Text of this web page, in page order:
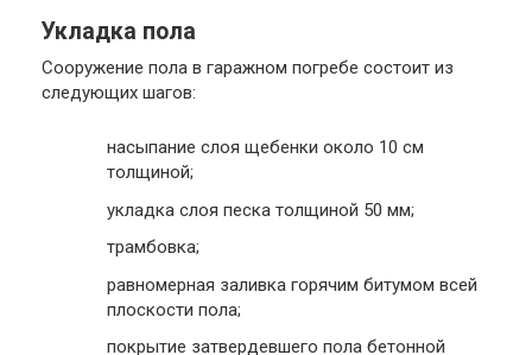
Укладка пола
Сооружение пола в гаражном погребе состоит из
следующих шагов:
насыпание слоя щебенки около 10 см
толщиной;
укладка слоя песка толщиной 50 мм;
трамбовка;
равномерная заливка горячим битумом всей
плоскости пола;
покрытие затвердевшего пола бетонной